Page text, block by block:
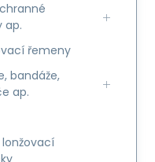
ap.
řemeny
bandáže,
ap.